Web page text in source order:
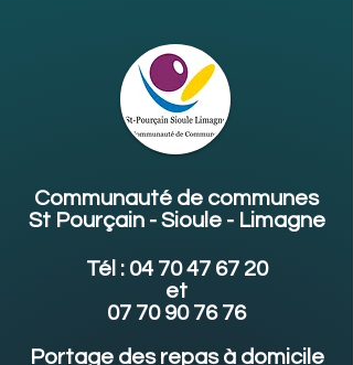
Communauté de communes
St Pourçain - Sioule - Limagne
Tél : 04 70 47 67 20
et
07 70 90 76 76
Portage des repas à domicile